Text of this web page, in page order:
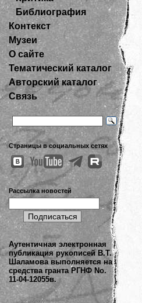
Библиография
Контекст
Музеи
О сайте
Тематический каталог
Авторский каталог
Связь
Страницы в социальных сетях
Рассылка новостей
Аутентичная электронная
публикация рукописей В.Т.
Шаламова выполняется на
средства гранта РГНФ No.
11-04-12055в.